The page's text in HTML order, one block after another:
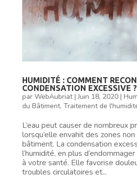
HUMIDITÉ : COMMENT
CONDENSATION EXCESSIVE ?
par WebAubriat|Juin 18, 2020|
du Bâtiment, Traitement de
L’eau peut causer de nombreux
lorsqu’elle envahit des zones non
bâtiment. La condensation
l’humidité, en plus
à votre santé. Elle favorise
troubles circulatoires et...